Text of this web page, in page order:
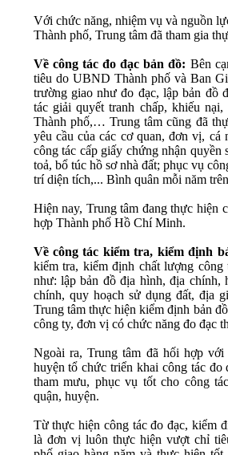
Với chức năng, nhiệm vụ và nguồn
Thành phố, Trung tâm đã tham gia
Về công tác đo đạc bản đồ: Bên
tiêu do UBND Thành phố và Ban
trường giao như đo đạc, lập bản đồ
tác giải quyết tranh chấp, khiếu
Thành phố,… Trung tâm cũng đã
yêu cầu của các cơ quan, đơn vị, cá
công tác cấp giấy chứng nhận quyền
toả, bổ túc hồ sơ nhà đất; phục vụ
trí diện tích,... Bình quân mỗi năm
Hiện nay, Trung tâm đang thực hiện
hợp Thành phố Hồ Chí Minh.
Về công tác kiểm tra, kiểm định
kiểm tra, kiểm định chất lượng công
như: lập bản đồ địa hình, địa chính,
chính, quy hoạch sử dụng đất, địa
Trung tâm thực hiện kiểm định bản
công ty, đơn vị có chức năng đo đạc
Ngoài ra, Trung tâm đã hối hợp
huyện tổ chức triển khai công tác đo
tham mưu, phục vụ tốt cho công
quận, huyện.
Từ thực hiện công tác đo đạc, kiểm
là đơn vị luôn thực hiện vượt chỉ